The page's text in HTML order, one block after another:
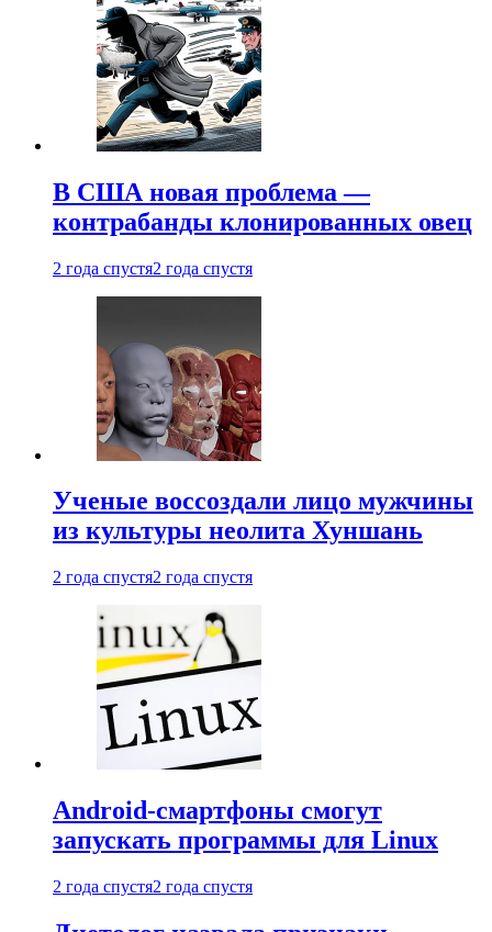
В США новая проблема —
контрабанды клонированных овец
2 года спустя2 года спустя
Ученые воссоздали лицо мужчины
из культуры неолита Хуншань
2 года спустя2 года спустя
Android-смартфоны смогут
запускать программы для Linux
2 года спустя2 года спустя